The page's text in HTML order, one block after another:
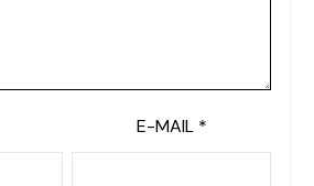
E-MAIL *